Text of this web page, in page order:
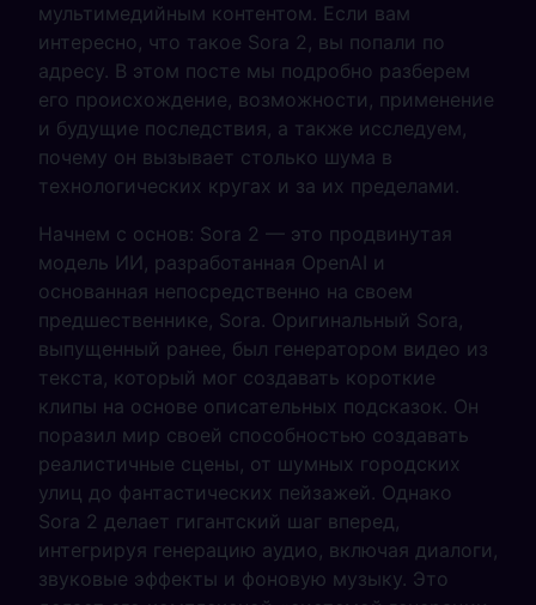
мультимедийным контентом. Если вам
интересно, что такое Sora 2, вы попали по
адресу. В этом посте мы подробно разберем
его происхождение, возможности, применение
и будущие последствия, а также исследуем,
почему он вызывает столько шума в
технологических кругах и за их пределами.
Начнем с основ: Sora 2 — это продвинутая
модель ИИ, разработанная OpenAI и
основанная непосредственно на своем
предшественнике, Sora. Оригинальный Sora,
выпущенный ранее, был генератором видео из
текста, который мог создавать короткие
клипы на основе описательных подсказок. Он
поразил мир своей способностью создавать
реалистичные сцены, от шумных городских
улиц до фантастических пейзажей. Однако
Sora 2 делает гигантский шаг вперед,
интегрируя генерацию аудио, включая диалоги,
звуковые эффекты и фоновую музыку. Это